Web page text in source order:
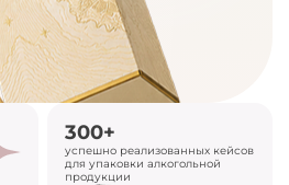
300+
успешно реализованных кейсов
для упаковки алкогольной
продукции